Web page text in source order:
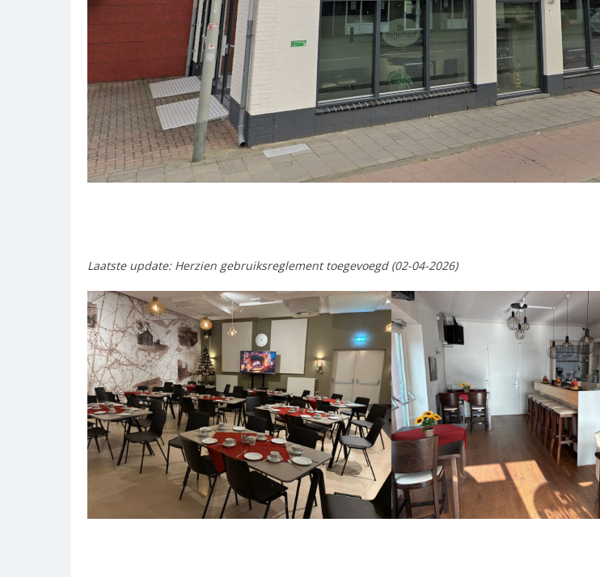
Laatste update: Herzien gebruiksreglement toegevoegd (02-04-2026)